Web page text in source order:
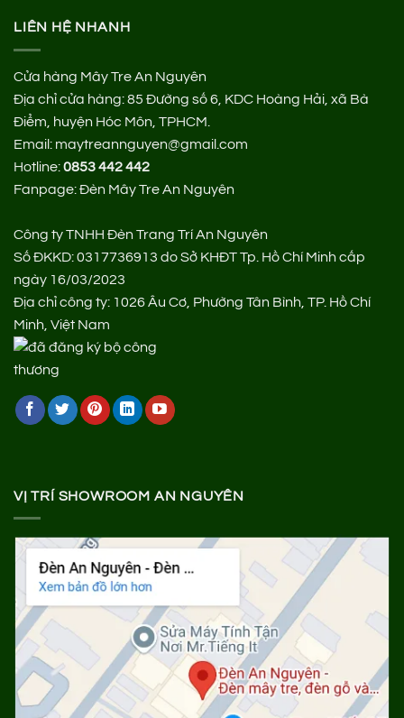
LIÊN HỆ NHANH
Cửa hàng Mây Tre An Nguyên
Địa chỉ cửa hàng:85 Đường số 6, KDC Hoàng Hải, xã Bà
Điểm, huyện Hóc Môn, TPHCM.
Email: maytreannguyen@gmail.com
Hotline:0853 442 442
Fanpage:Đèn Mây Tre An Nguyên
Công ty TNHH Đèn Trang Trí An Nguyên
Số ĐKKD: 0317736913 do Sở KHĐT Tp. Hồ Chí Minh cấp
ngày 16/03/2023
Địa chỉ công ty: 1026 Âu Cơ, Phường Tân Bình, TP. Hồ Chí
Minh, Việt Nam
VỊ TRÍ SHOWROOM AN NGUYÊN